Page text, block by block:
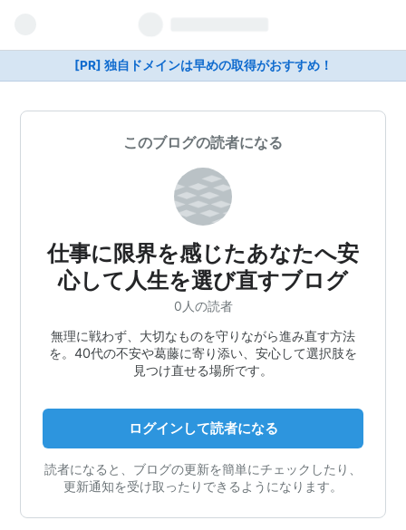
[PR] 独自ドメインは早めの取得がおすすめ！
このブログの読者になる
仕事に限界を感じたあなたへ安
心して人生を選び直すブログ
0人の読者
無理に戦わず、大切なものを守りながら進み直す方法
を。40代の不安や葛藤に寄り添い、安心して選択肢を
見つけ直せる場所です。
ログインして読者になる
読者になると、ブログの更新を簡単にチェックしたり、
更新通知を受け取ったりできるようになります。